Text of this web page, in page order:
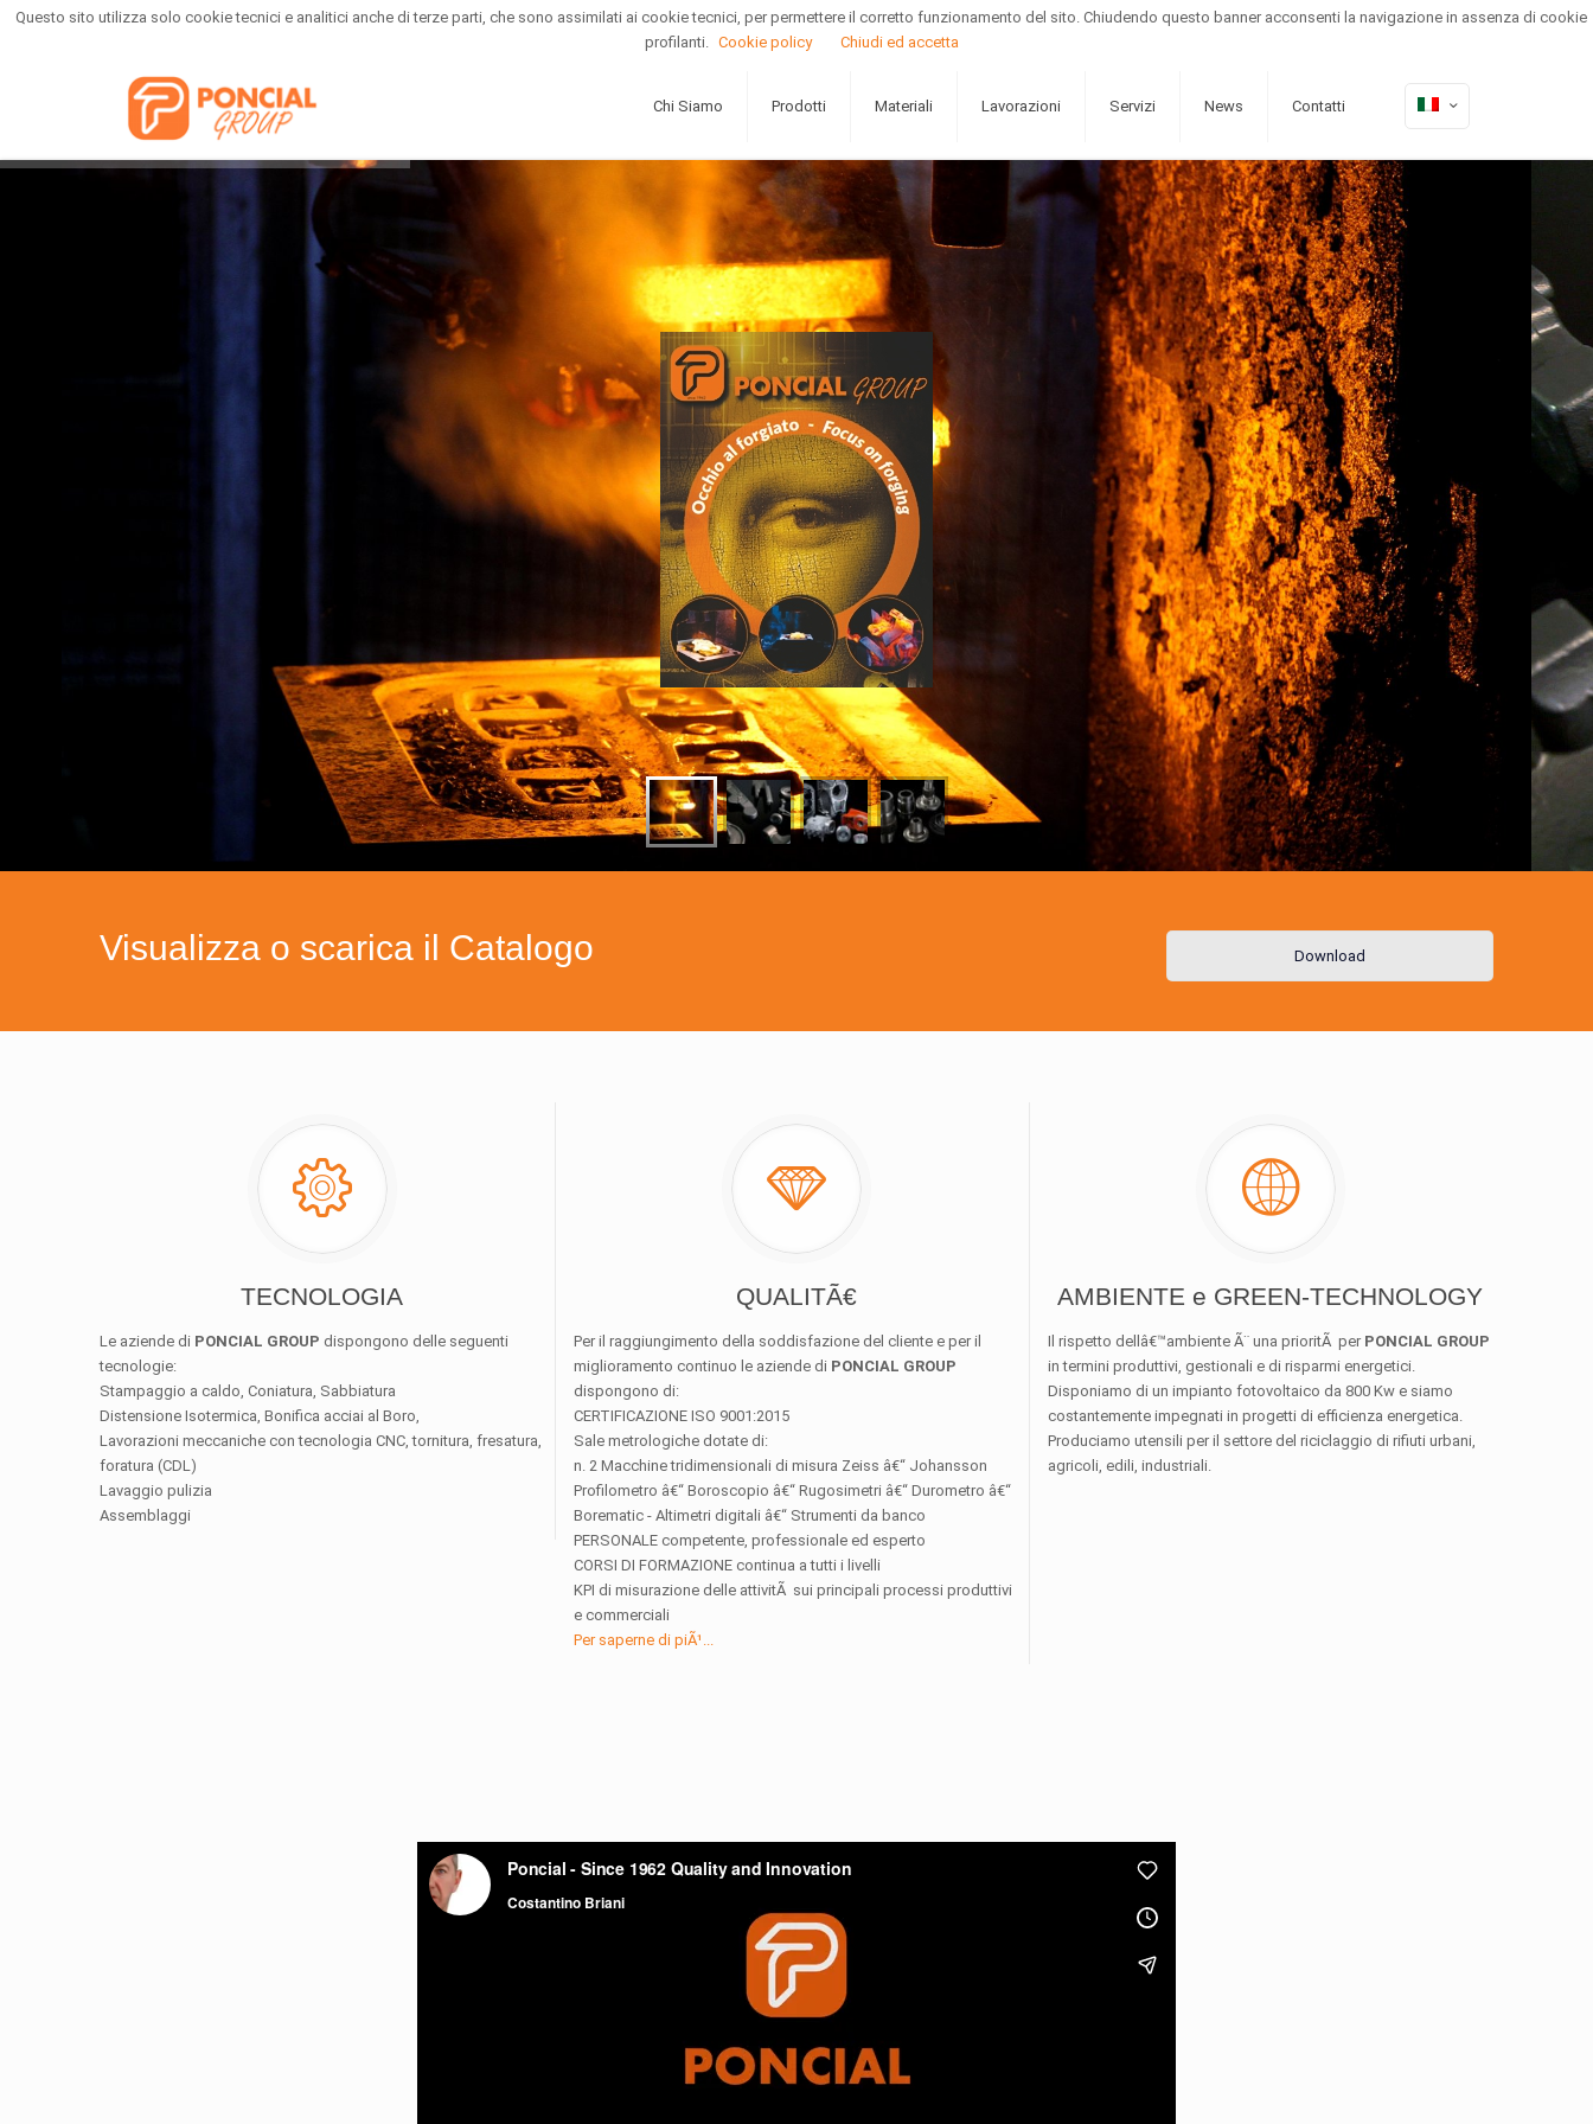
Area riservata Newsletter
Chi Siamo Prodotti Materiali Lavorazioni Servizi News Contatti
Visualizza o scarica il Catalogo Download
TECNOLOGIA
Le aziende di PONCIAL GROUP dispongono delle seguenti
tecnologie:
Stampaggio a caldo, Coniatura, Sabbiatura
Distensione Isotermica, Bonifica acciai al Boro,
Lavorazioni meccaniche con tecnologia CNC, tornitura, fresatura,
foratura (CDL)
Lavaggio pulizia
Assemblaggi
QUALITÃ€
Per il raggiungimento della soddisfazione del cliente e per il
miglioramento continuo le aziende di PONCIAL GROUP
dispongono di:
CERTIFICAZIONE ISO 9001:2015
Sale metrologiche dotate di:
n. 2 Macchine tridimensionali di misura Zeiss â€“ Johansson
Profilometro â€“ Boroscopio â€“ Rugosimetri â€“ Durometro â€“
Borematic - Altimetri digitali â€“ Strumenti da banco
PERSONALE competente, professionale ed esperto
CORSI DI FORMAZIONE continua a tutti i livelli
KPI di misurazione delle attivitÃ sui principali processi produttivi
e commerciali
Per saperne di piÃ¹...
AMBIENTE e GREEN-TECHNOLOGY
Il rispetto dellâ€™ambiente Ã¨ una prioritÃ per PONCIAL GROUP
in termini produttivi, gestionali e di risparmi energetici.
Disponiamo di un impianto fotovoltaico da 800 Kw e siamo
costantemente impegnati in progetti di efficienza energetica.
Produciamo utensili per il settore del riciclaggio di rifiuti urbani,
agricoli, edili, industriali.
Questo sito utilizza solo cookie tecnici e analitici anche di terze parti, che sono assimilati ai cookie tecnici, per permettere il corretto funzionamento del sito. Chiudendo questo banner acconsenti la navigazione in assenza di cookie
profilanti. Cookie policy Chiudi ed accetta